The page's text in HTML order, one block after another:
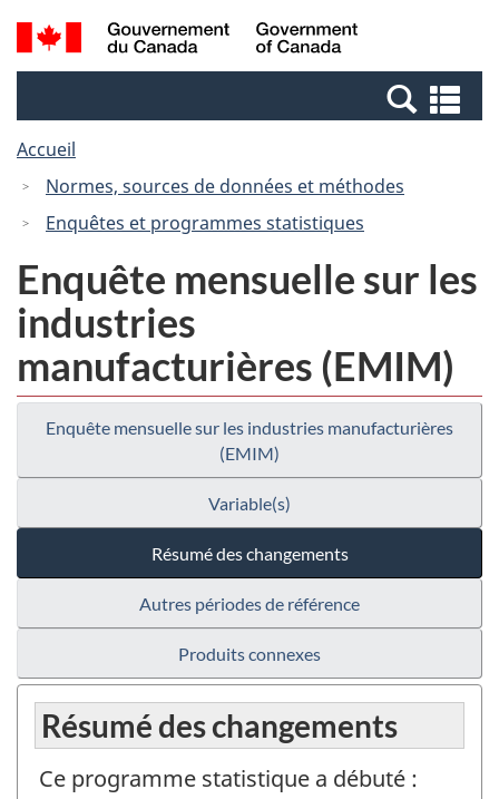
Passer
au
Passer
à
Canada
Recherche
et
et
Accueil
Normes, sources de données et méthodes
Enquêtes et programmes statistiques
Enquête mensuelle sur les
industries
manufacturières (EMIM)
Enquête mensuelle sur les industries manufacturières
(EMIM)
Variable(s)
Résumé des changements
Autres périodes de référence
Produits connexes
Résumé des changements
Ce programme statistique a débuté :